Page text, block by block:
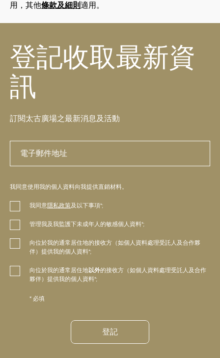
用，其他條款及細則適用。
登記收取最新資
訊
訂閱太古廣場之最新消息及活動
我同意使用我的個人資料向我提供直銷材料。
我同意隱私政策及以下事項*;
管理我及我監護下未成年人的敏感個人資料*;
向位於我的通常居住地的接收方（如個人資料處理受託人及合作夥
伴）提供我的個人資料*;
向位於我的通常居住地以外的接收方（如個人資料處理受託人及合作
夥伴）提供我的個人資料*;
* 必填
登記